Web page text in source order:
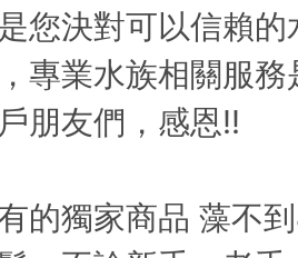
您決對可以信賴
專業水族相關服
朋友們，感恩!!
的獨家商品 藻不